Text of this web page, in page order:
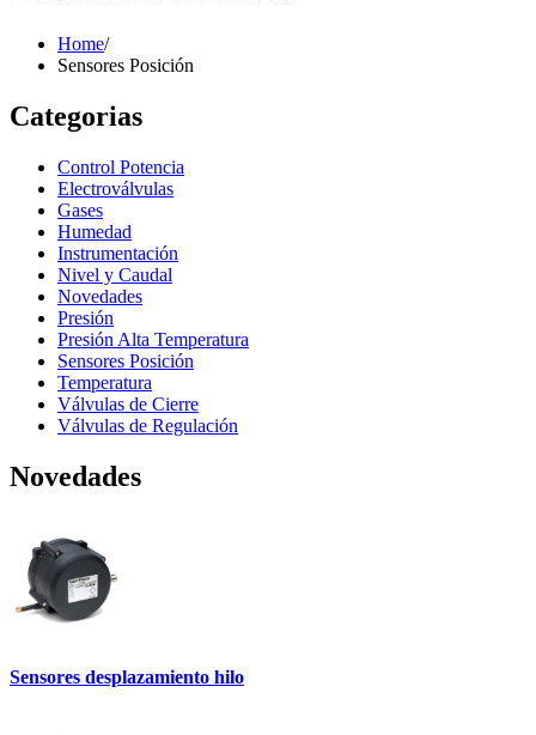
Home/
Sensores Posición
Categorias
Control Potencia
Electroválvulas
Gases
Humedad
Instrumentación
Nivel y Caudal
Novedades
Presión
Presión Alta Temperatura
Sensores Posición
Temperatura
Válvulas de Cierre
Válvulas de Regulación
Novedades
Sensores desplazamiento hilo